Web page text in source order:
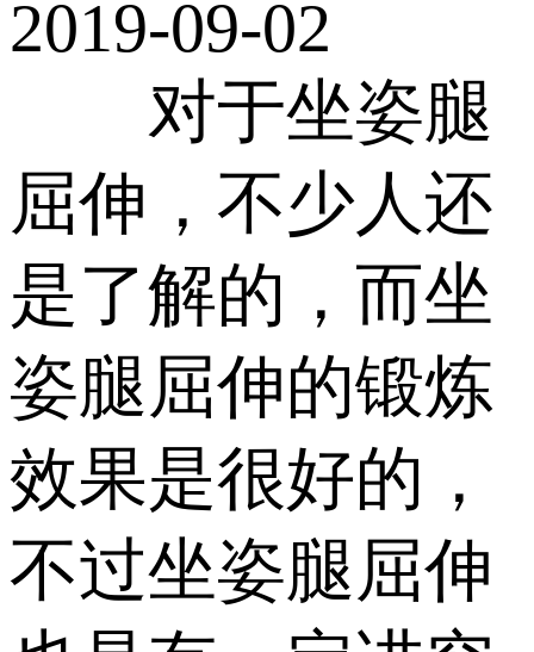
2019-09-02
对于坐姿腿
屈伸，不少人还
是了解的，而坐
姿腿屈伸的锻炼
效果是很好的，
不过坐姿腿屈伸